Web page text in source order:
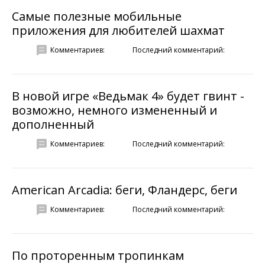
Самые полезные мобильные
приложения для любителей шахмат
Комментариев: Последний комментарий:
В новой игре «Ведьмак 4» будет гвинт -
возможно, немного измененный и
дополненный
Комментариев: Последний комментарий:
American Arcadia: беги, Фландерс, беги
Комментариев: Последний комментарий:
По проторенным тропинкам